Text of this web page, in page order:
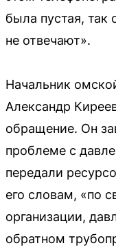
была пустая, так
не отвечают».
Начальник
Александр
обращение. Он
проблеме с
передали
его словам, «по
организации,
обратном